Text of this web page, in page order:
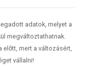
adatok, melyet a
megváltoztathatnak.
előtt, mert a változásért,
vállalni!